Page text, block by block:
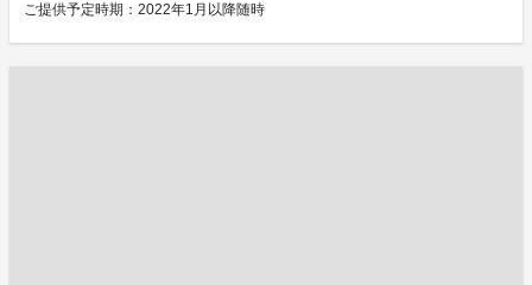
ご提供予定時期：2022年1月以降随時